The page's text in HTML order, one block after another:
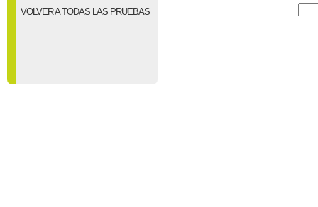
VOLVER A TODAS LAS PRUEBAS